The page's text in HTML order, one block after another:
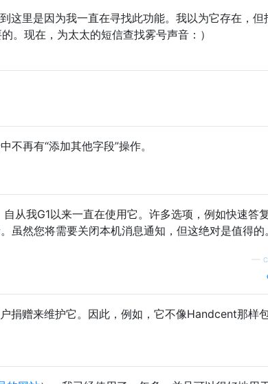
这里是因为我一直在寻找此功能。我以为它存在，但
。现在，为太太的短信查找雾号声音：）
再有“添加其他字段”操作。
自从我G1以来一直在使用它。许多选项，例如快速答
虽然您将需要关闭本机消息通知，但这绝对是值得的。
捐赠来维护它。因此，例如，它不像Handcent那样